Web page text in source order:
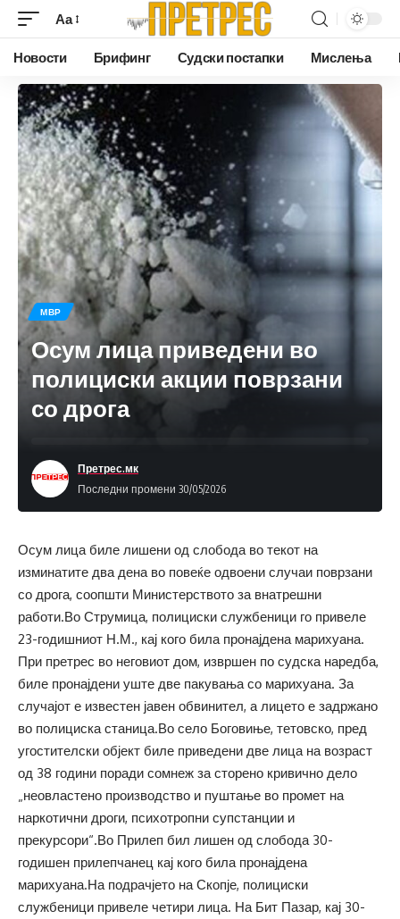
Аа
Новости Брифинг Судски постапки Мислења
МВР
Осум лица приведени во
полициски акции поврзани
со дрога
Последни промени 30/05/2026
Претрес.мк
Осум лица биле лишени од слобода во текот на
изминатите два дена во повеќе одвоени случаи поврзани
со дрога, соопшти Министерството за внатрешни
работи.Во Струмица, полициски службеници го привеле
23-годишниот Н.М., кај кого била пронајдена марихуана.
При претрес во неговиот дом, извршен по судска наредба,
биле пронајдени уште две пакувања со марихуана. За
случајот е известен јавен обвинител, а лицето е задржано
во полициска станица.Во село Боговиње, тетовско, пред
угостителски објект биле приведени две лица на возраст
од 38 години поради сомнеж за сторено кривично дело
„неовластено производство и пуштање во промет на
наркотични дроги, психотропни супстанции и
прекурсори“.Во Прилеп бил лишен од слобода 30-
годишен прилепчанец кај кого била пронајдена
марихуана.На подрачјето на Скопје, полициски
службеници привеле четири лица. На Бит Пазар, кај 30-